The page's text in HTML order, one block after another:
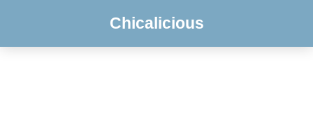
Chicalicious